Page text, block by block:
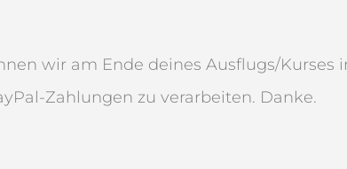
wir am Ende deines Ausflugs/Kurses
Zahlungen zu verarbeiten. Danke.